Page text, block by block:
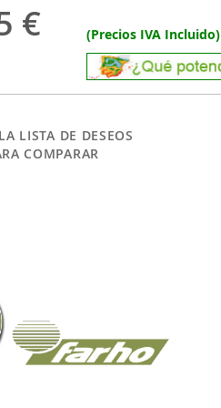
€
(Precios IVA Incluido)
LISTA DE DESEOS
COMPARAR